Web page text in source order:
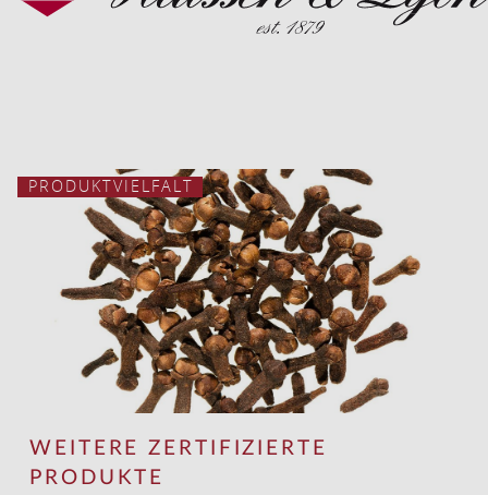
PRODUKTVIELFALT
WEITERE ZERTIFIZIERTE
PRODUKTE